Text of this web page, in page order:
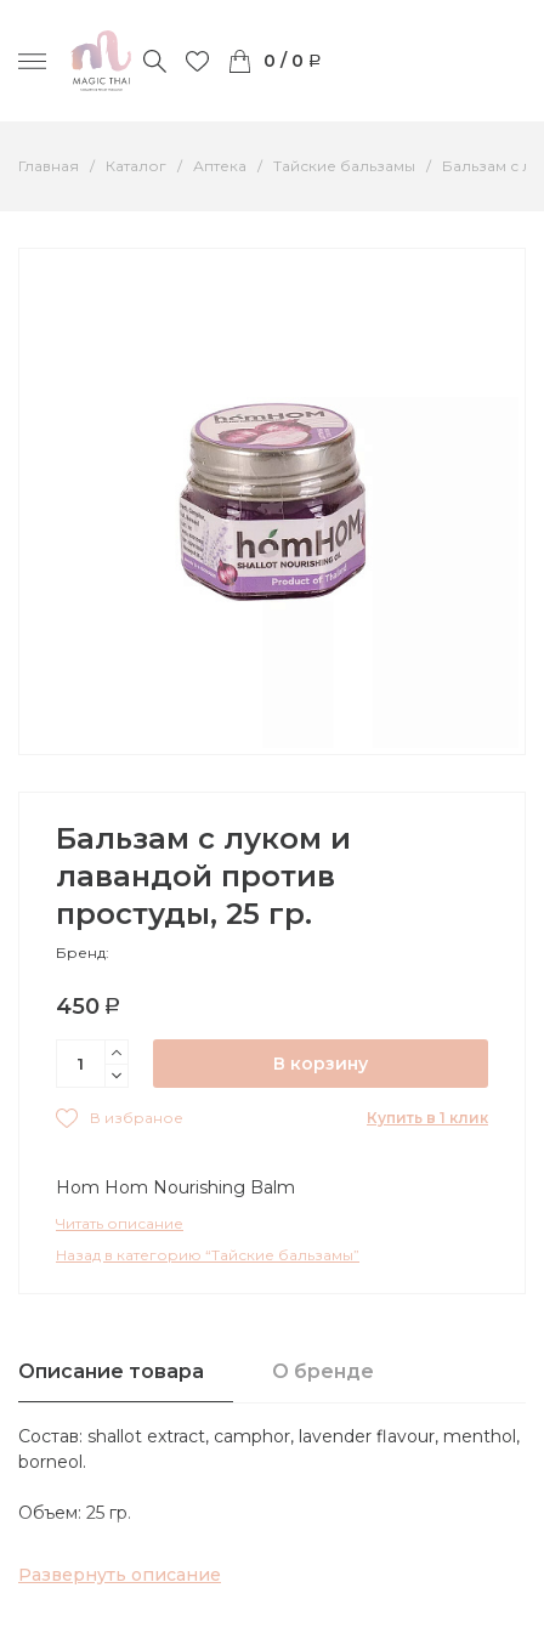
0 / 0
Главная Каталог Аптека Тайские бальзамы Бальзам с
Бальзам с луком и
лавандой против
простуды, 25 гр.
Бренд:
450
В корзину
Купить в 1 клик
В избраное
Hom Hom Nourishing Balm
Читать описание
Назад в категорию “Тайские бальзамы”
Описание товара О бренде
Состав: shallot extract, camphor, lavender flavour, menthol,
borneol.
Объем: 25 гр.
Развернуть описание